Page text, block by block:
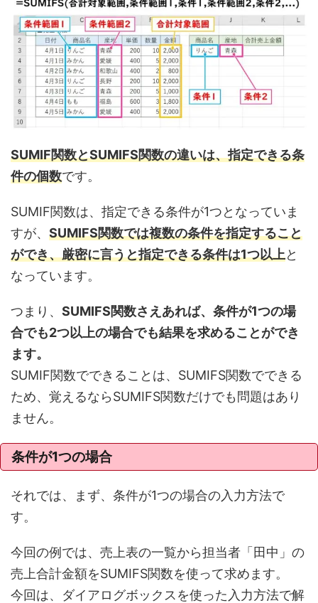
SUMIF関数とSUMIFS関数の違いは、指定できる条
件の個数です。
SUMIF関数は、指定できる条件が1つとなっていま
すが、 SUMIFS関数では複数の条件を指定すること
ができ、厳密に言うと指定できる条件は1つ以上と
なっています。
つまり、 SUMIFS関数さえあれば、条件が1つの場
合でも2つ以上の場合でも結果を求めることができ
ます。
SUMIF関数でできることは、SUMIFS関数でできる
ため、覚えるならSUMIFS関数だけでも問題はあり
ません。
条件が1つの場合
それでは、まず、条件が1つの場合の入力方法で
す。
今回の例では、売上表の一覧から担当者「田中」の
売上合計金額をSUMIFS関数を使って求めます。
今回は、ダイアログボックスを使った入力方法で解